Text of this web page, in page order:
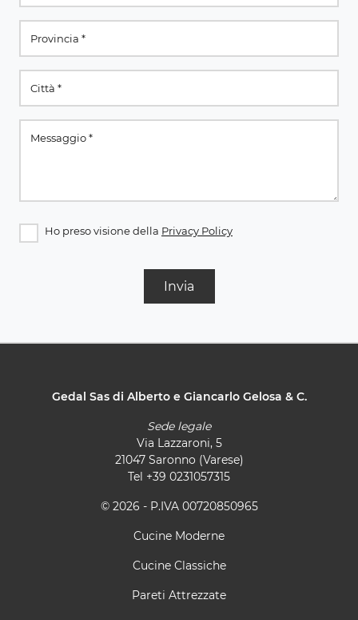
Ho preso visione della Privacy Policy
Invia
Gedal Sas di Alberto e Giancarlo Gelosa & C.
Sede legale
Via Lazzaroni, 5
21047 Saronno (Varese)
Tel +39 0231057315
© 2026 - P.IVA 00720850965
Cucine Moderne
Cucine Classiche
Pareti Attrezzate